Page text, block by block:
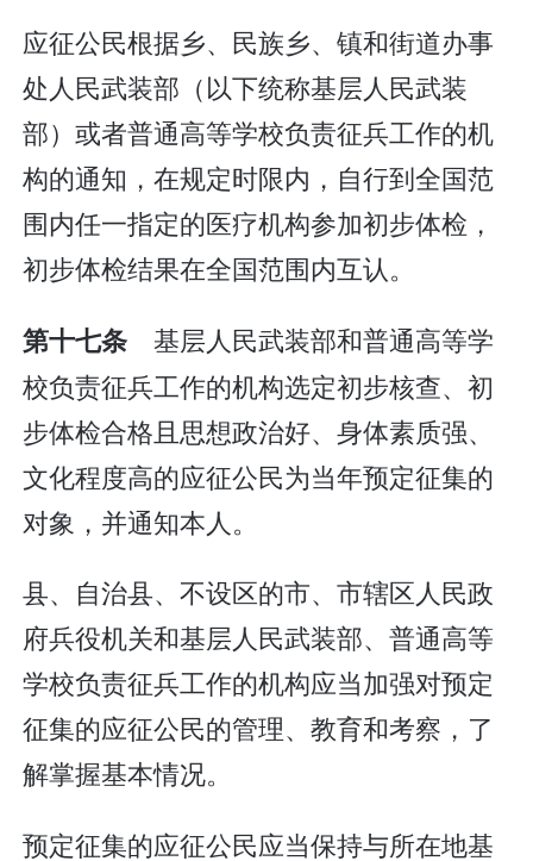
应征公民根据乡、民族乡、镇和街道办事
处人民武装部（以下统称基层人民武装
部）或者普通高等学校负责征兵工作的机
构的通知，在规定时限内，自行到全国范
围内任一指定的医疗机构参加初步体检，
初步体检结果在全国范围内互认。
第十七条 基层人民武装部和普通高等学
校负责征兵工作的机构选定初步核查、初
步体检合格且思想政治好、身体素质强、
文化程度高的应征公民为当年预定征集的
对象，并通知本人。
县、自治县、不设区的市、市辖区人民政
府兵役机关和基层人民武装部、普通高等
学校负责征兵工作的机构应当加强对预定
征集的应征公民的管理、教育和考察，了
解掌握基本情况。
预定征集的应征公民应当保持与所在地基